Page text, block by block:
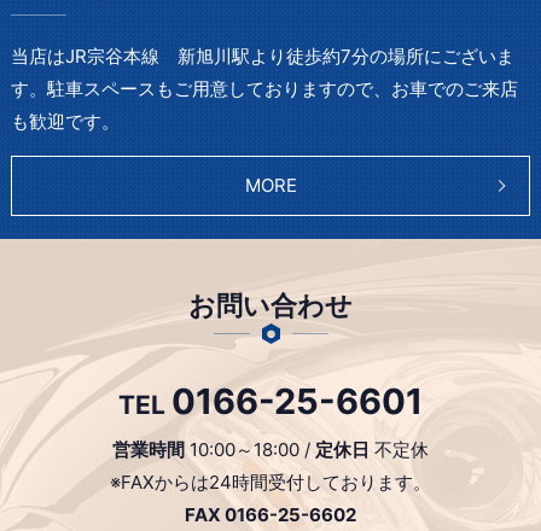
当店はJR宗谷本線 新旭川駅より徒歩約7分の場所にございま
す。駐車スペースもご用意しておりますので、お車でのご来店
も歓迎です。
MORE
お問い合わせ
TEL 0166-25-6601
営業時間 10:00～18:00 / 定休日 不定休
※FAXからは24時間受付しております。
FAX 0166-25-6602